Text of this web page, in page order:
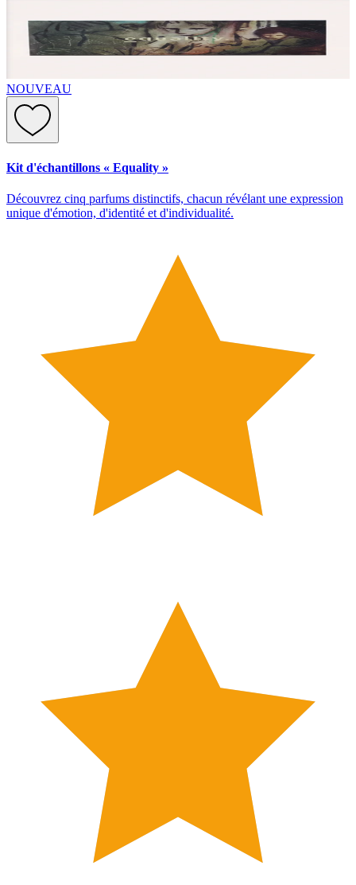
NOUVEAU
Kit d'échantillons « Equality »
Découvrez cinq parfums distinctifs, chacun révélant une expression
unique d'émotion, d'identité et d'individualité.